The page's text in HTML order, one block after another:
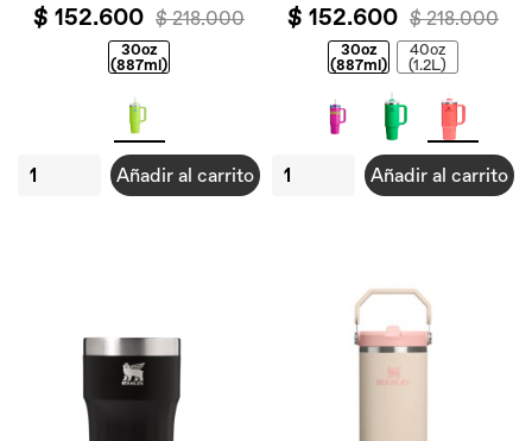
$ 152.600 $ 218.000
30oz
(887ml)
Añadir al carrito
$ 152.600 $ 218.000
30oz
(887ml)
40oz
(1.2L)
Añadir al carrito